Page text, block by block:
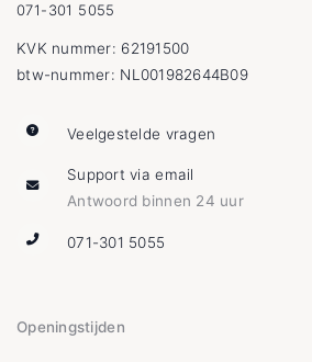
071-301 5055
KVK nummer: 62191500
btw-nummer: NL001982644B09
Veelgestelde vragen
Support via email
Antwoord binnen 24 uur
071-301 5055
Openingstijden